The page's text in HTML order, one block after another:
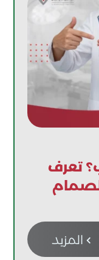
تعرف
المزيد 